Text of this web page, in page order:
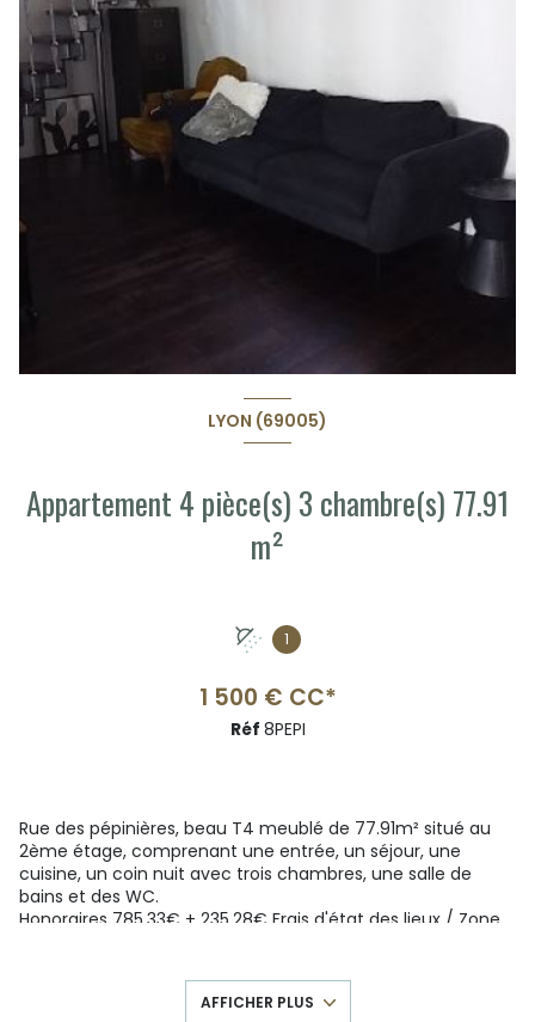
LYON (69005)
Appartement 4 pièce(s) 3 chambre(s) 77.91
m²
1
1 500 € CC*
Réf 8PEPI
Rue des pépinières, beau T4 meublé de 77.91m² situé au
2ème étage, comprenant une entrée, un séjour, une
cuisine, un coin nuit avec trois chambres, une salle de
bains et des WC.
Honoraires 785.33€ + 235.28€ Frais d'état des lieux / Zone
La prise de rendez-vous s'effectue en ligne, merci de vous
AFFICHER PLUS